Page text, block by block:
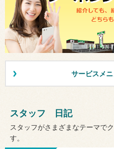
サービスメ
スタッフ 日記
スタッフがさまざまなテーマで
す。